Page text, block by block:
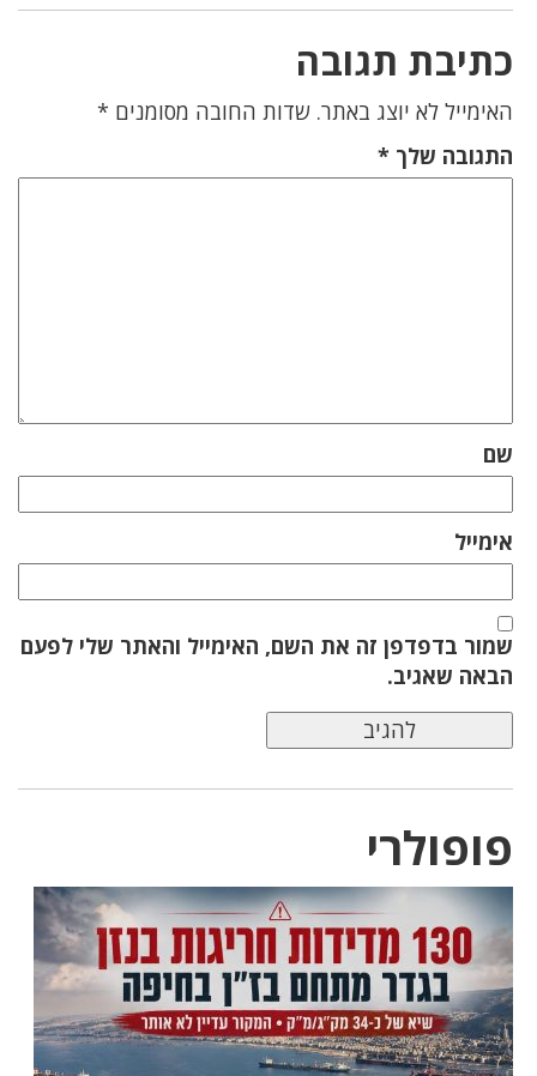
כתיבת תגובה
האימייל לא יוצג באתר. שדות החובה מסומנים *
התגובה שלך *
שם
אימייל
שמור בדפדפן זה את השם, האימייל והאתר שלי לפעם
הבאה שאגיב.
פופולרי